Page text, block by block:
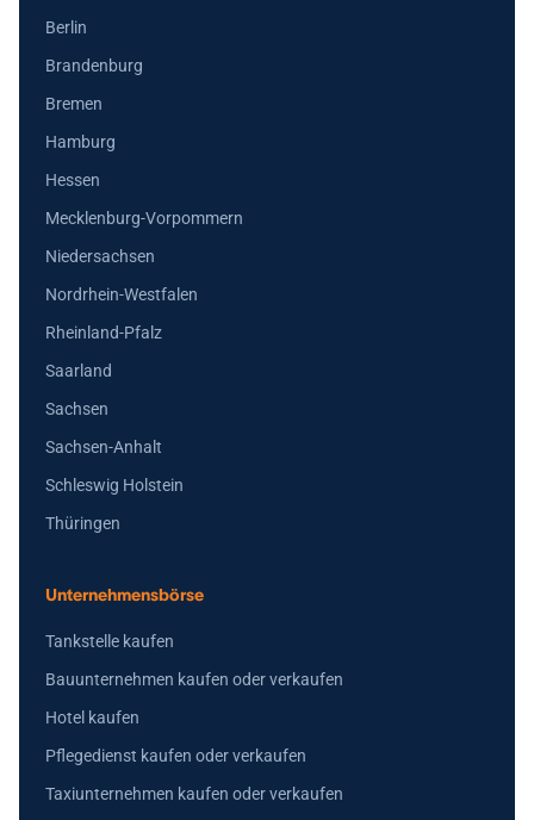
Berlin
Brandenburg
Bremen
Hamburg
Hessen
Mecklenburg-Vorpommern
Niedersachsen
Nordrhein-Westfalen
Rheinland-Pfalz
Saarland
Sachsen
Sachsen-Anhalt
Schleswig Holstein
Thüringen
Unternehmensbörse
Tankstelle kaufen
Bauunternehmen kaufen oder verkaufen
Hotel kaufen
Pflegedienst kaufen oder verkaufen
Taxiunternehmen kaufen oder verkaufen